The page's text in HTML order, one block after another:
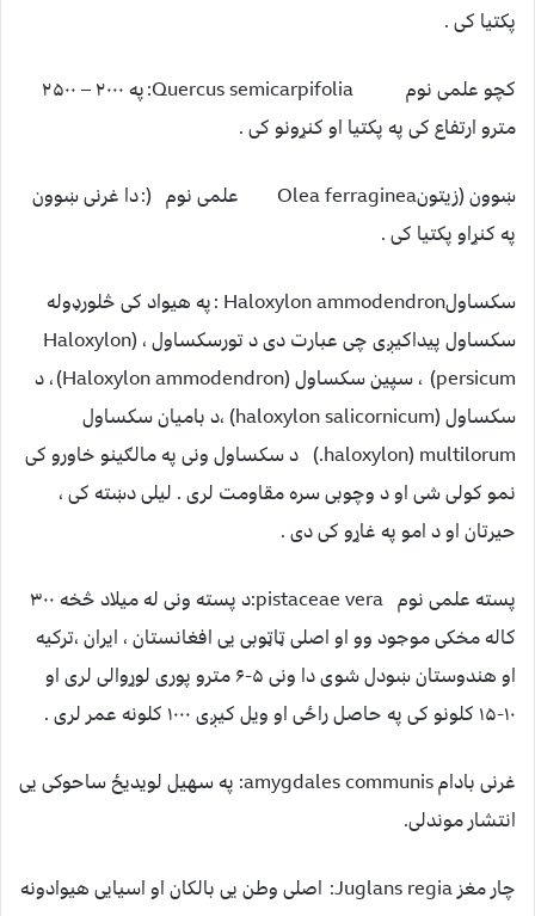
پکتیا کی .
کچو علمی نوم Quercus semicarpifolia: په ۲۰۰۰ – ۲۵۰۰
مترو ارتفاع کی په پکتیا او کنړونو کی .
ښوون (زیتونOlea ferraginea علمی نوم (: دا غرنی ښوون
په کنړاو پکتیا کی .
سکساولHaloxylon ammodendron : په هیواد کی څلورډوله
سکساول پیداکیږی چی عبارت دی د تورسکساول ، (Haloxylon
persicum) ، سپین سکساول (Haloxylon ammodendron) ، د
سکساول (haloxylon salicornicum) ،د بامیان سکساول
haloxylon) multilorum.) د سکساول ونی په مالګینو خاورو کی
نمو کولی شی او د وچوبی سره مقاومت لری . لیلی دښته کی ،
حیرتان او د امو په غاړو کی دی .
پسته علمی نوم pistaceae vera:د پسته ونی له میلاد څخه ۳۰۰
کاله مخکی موجود وو او اصلی ټاټوبی یی افغانستان ، ایران ،ترکیه
او هندوستان ښودل شوی دا ونی ۵-۶ مترو پوری لوړوالی لری او
۱۰-۱۵ کلونو کی په حاصل راځی او ویل کیږی ۱۰۰۰ کلونه عمر لری .
غرنی بادام amygdales communis: په سهیل لویدیځ ساحوکی یی
انتشار موندلی.
چار مغز Juglans regia: اصلی وطن یی بالکان او اسیایی هیوادونه